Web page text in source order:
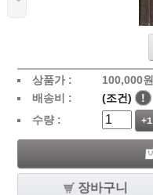
상품가 : 100,000원
배송비 :
(조건) !
수량 :
+1
장바구니